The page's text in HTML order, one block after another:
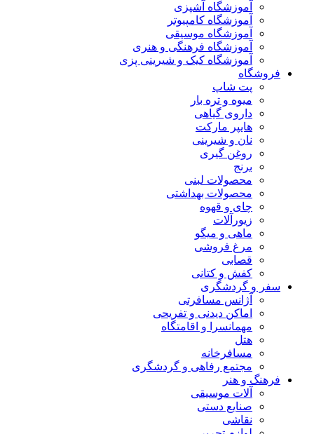
آموزشگاه آشپزی
آموزشگاه کامپیوتر
آموزشگاه موسیقی
آموزشگاه فرهنگی و هنری
آموزشگاه کیک و شیرینی پزی
فروشگاه
پت شاپ
میوه و تره بار
داروی گیاهی
هایپر مارکت
نان و شیرینی
روغن گیری
برنج
محصولات لبنی
محصولات بهداشتی
چای و قهوه
زیورآلات
ماهی و میگو
مرغ فروشی
قصابی
کفش و کتانی
سفر و گردشگری
آژانس مسافرتی
اماکن دیدنی و تفریحی
مهمانسرا و اقامتگاه
هتل
مسافرخانه
مجتمع رفاهی و گردشگری
فرهنگ و هنر
آلات موسیقی
صنایع دستی
نقاشی